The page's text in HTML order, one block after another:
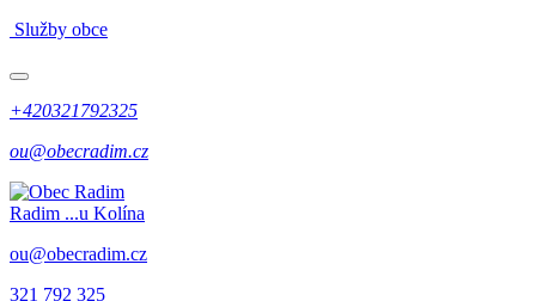
Služby obce
+420321792325
ou@obecradim.cz
Radim ...u Kolína
ou@obecradim.cz
321 792 325